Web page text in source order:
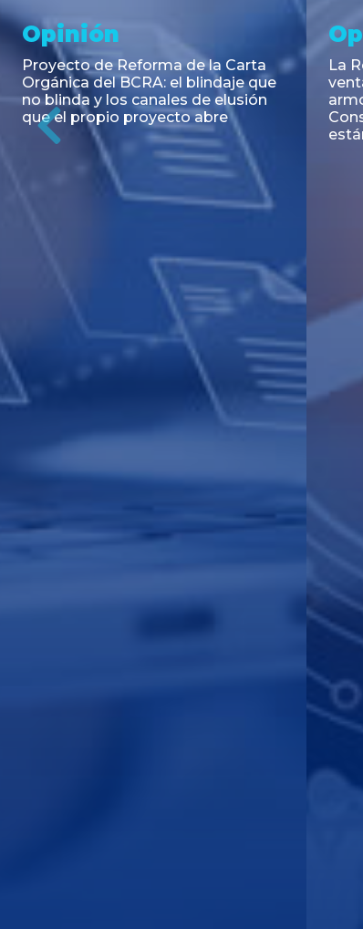
Noticia
RESOLUCIÓN 271/2026 de la
SECRETARIA DE COORDINACIÓN
DE PRODUCCIÓN: Actualización y
unificación de las advertencias
obligatorias en la publicidad de
juegos y apuestas en...
de
Previous